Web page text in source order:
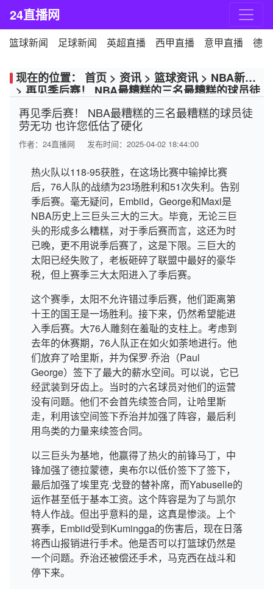
24直播网
篮球新闻 足球新闻 英超直播 西甲直播 意甲直播 德
现在的位置： 首页 > 资讯 > 篮球资讯 > NBA新闻
> 再见季后赛！ NBA最糟糕的三名最糟糕的球员徒
再见季后赛！ NBA最糟糕的三名最糟糕的球员徒
劳无功 也许您低估了硬化
作者： 24直播网 发布时间：2025-04-02 18:44:00
热火队以118-95获胜，在这场比赛中输掉比赛
后，76人队的战绩为23场胜利和51次失利。告别
季后赛。毫无疑问，Embiid，George和Maxi是
NBA历史上三巨头三大的三大。毕竟，无论三巨
头的形成多么糟糕，对于季后赛而言，这还为时
已晚，更不用说季后赛了，这是下限。三巨大的
太阳已经失败了，老板砸碎了联盟中最好的豪华
税，但上赛季三大太阳进入了季后赛。
这个赛季，太阳不允许错过季后赛，他们距离第
十王的国王是一场胜利。接下来，仍然希望能进
入季后赛。大76人雕刻在羞耻的支柱上。考虑到
去年的休赛期，76人队正在如火如荼地进行。他
们放弃了哈里斯，并为保罗·乔治（Paul
George）签下了最大的薪水空间。可以说，它已
经武装到牙齿上。当时的六名球员对他们的运营
没有问题。他们不会首先续签合同，让哈里斯
走，利用该空间签下乔治并加强了阵容，最后利
用鸟类的力量来续签合同。
以三巨头为基地，他赢得了热火的前锋马丁，中
锋加强了德拉蒙德，奥布尔以低价签下了签下，
最后加强了埃里克·戈登的替补席，而Yabuselle的
运作甚至低于基本工资。这个阵容是为了与凯尔
特人作战。但出乎意料的是，这真是惨淡。上个
赛季，Embiid受到Kumingga的伤害后，现在日落
将西山报销进行手术。他是否可以打篮球仍然是
一个问题。乔治还被偿还手术，马克西在战斗和
停下来。